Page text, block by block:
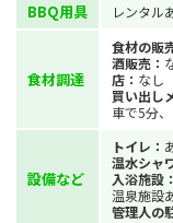
BBQ用具 レンタル
食材調達
食材の販
酒販売：
店： なし
買い出し
車で5分
設備など
トイレ：
温水シャ
入浴施設：
温泉施設
管理人の